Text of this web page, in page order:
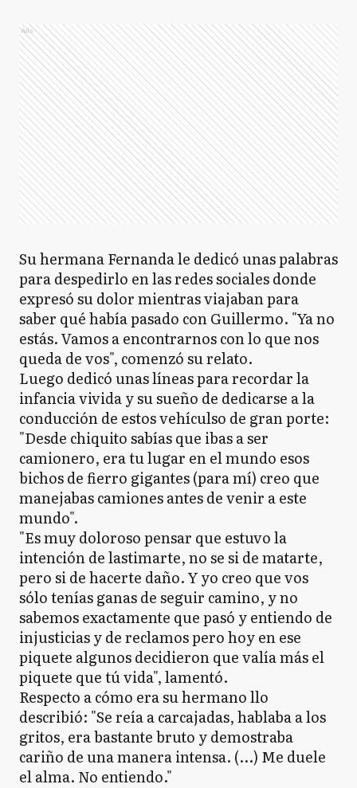
Ads
Su hermana Fernanda le dedicó unas palabras
para despedirlo en las redes sociales donde
expresó su dolor mientras viajaban para
saber qué había pasado con Guillermo. "Ya no
estás. Vamos a encontrarnos con lo que nos
queda de vos", comenzó su relato.
Luego dedicó unas líneas para recordar la
infancia vivida y su sueño de dedicarse a la
conducción de estos vehículso de gran porte:
"Desde chiquito sabías que ibas a ser
camionero, era tu lugar en el mundo esos
bichos de fierro gigantes (para mí) creo que
manejabas camiones antes de venir a este
mundo".
"Es muy doloroso pensar que estuvo la
intención de lastimarte, no se si de matarte,
pero si de hacerte daño. Y yo creo que vos
sólo tenías ganas de seguir camino, y no
sabemos exactamente que pasó y entiendo de
injusticias y de reclamos pero hoy en ese
piquete algunos decidieron que valía más el
piquete que tú vida", lamentó.
Respecto a cómo era su hermano llo
describió: "Se reía a carcajadas, hablaba a los
gritos, era bastante bruto y demostraba
cariño de una manera intensa. (...) Me duele
el alma. No entiendo."